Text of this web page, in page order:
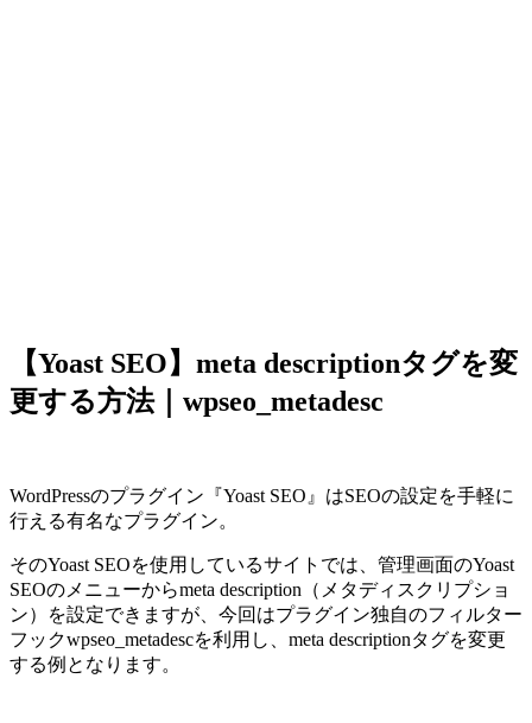
【Yoast SEO】meta descriptionタグを変
更する方法｜wpseo_metadesc
WordPressのプラグイン『Yoast SEO』はSEOの設定を手軽に
行える有名なプラグイン。
そのYoast SEOを使用しているサイトでは、管理画面のYoast
SEOのメニューからmeta description（メタディスクリプショ
ン）を設定できますが、今回はプラグイン独自のフィルター
フックwpseo_metadescを利用し、meta descriptionタグを変更
する例となります。